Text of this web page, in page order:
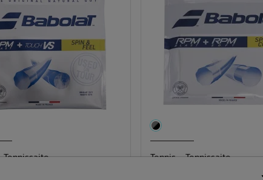
Hybrids
Tennissaite
125 + Touch V...
Tennis - Tennissaite
RPM Blast + RPM Soft